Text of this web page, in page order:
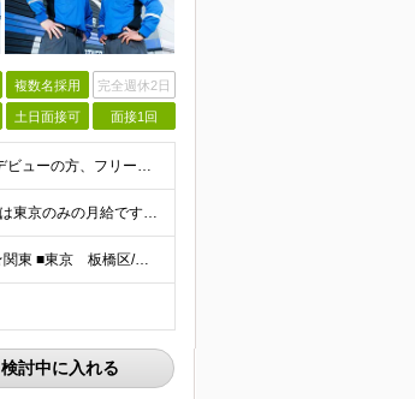
複数名採用 完全週休2日
土日面接可 面接1回
【必要なのは自動車免許だけ】業種・職種未経験歓迎／学歴不問／正社員デビューの方、フリーターの方もOK！ ＜応募条件＞ ■普通自動車免許（AT限定可） ＊1人1台、社用車を貸与します。 ＊「運転に自信
月給26万円以上＋歩合給＋チームインセンティブ＋諸手当＋残業代 ※上記は東京のみの月給です。 ┗その他エリアは、月給22万円以上となります。 ※経験・スキルを考慮の上、弊社規程により優遇いたします。
【希望を考慮し配属／全国で募集！】 ◎配属先は希望考慮！ ◎転勤なし ★関東 ■東京 板橋区/世⽥⾕区/練⾺区/⾜⽴区/⼤⽥区/江⼾川区/多摩市 ■千葉 千葉市/船橋市/柏市 ■神奈川 横浜市/厚⽊
検討中に入れる